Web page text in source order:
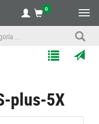
0
un
Listas
plus-5X